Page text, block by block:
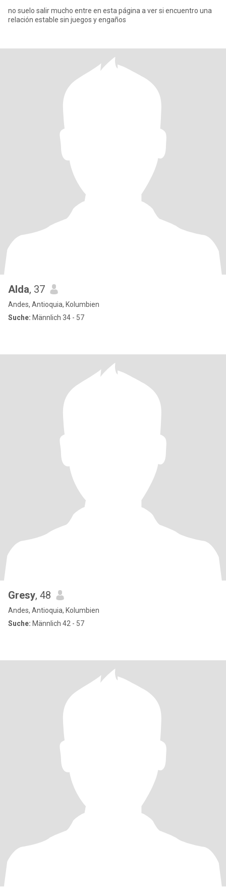
no suelo salir mucho entre en esta página a ver si encuentro una
relación estable sin juegos y engaños
Alda, 37
Andes, Antioquia, Kolumbien
Suche: Männlich 34 - 57
Gresy, 48
Andes, Antioquia, Kolumbien
Suche: Männlich 42 - 57